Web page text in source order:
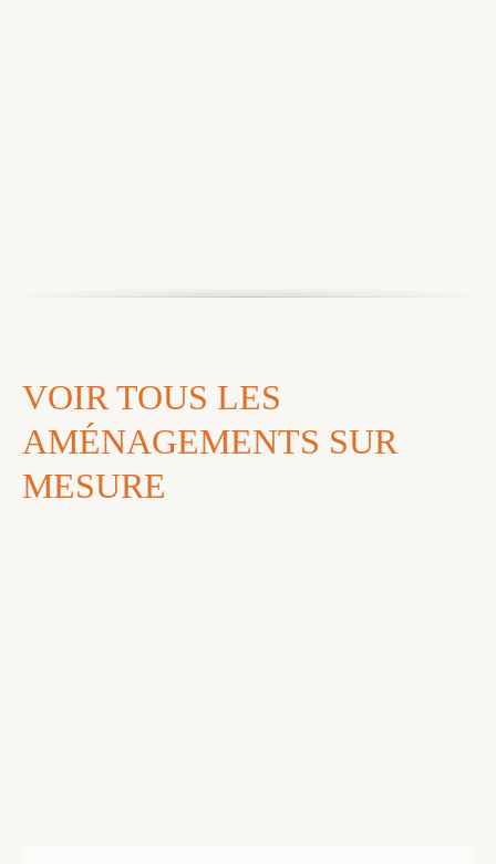
VOIR TOUS LES
AMÉNAGEMENTS SUR
MESURE